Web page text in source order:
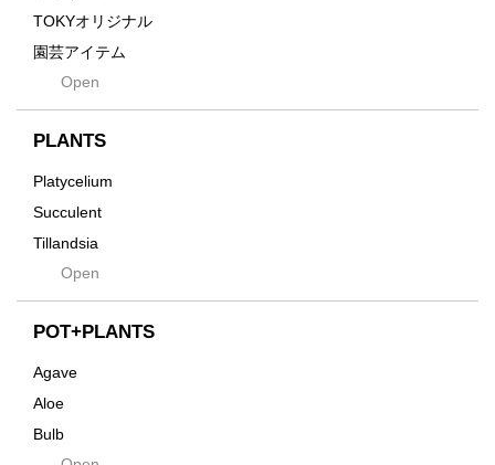
Grid
Innocence
Kodama
Native
Progress
Quartz
TOKYオリジナル
園芸アイテム
土・化粧石・活力剤
インテリア・デザイン雑貨
Tシャツ・バッグ
その他
Open
PLANTS
Platycelium
Succulent
Tillandsia
SeedsOpen
POT+PLANTS
Agave
Aloe
Bulb